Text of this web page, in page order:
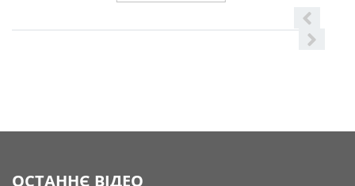
ОСТАННЄ ВІДЕО